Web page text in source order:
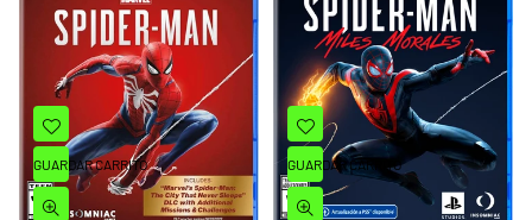
GUARDAR CARRITO GUARDAR CARRITO